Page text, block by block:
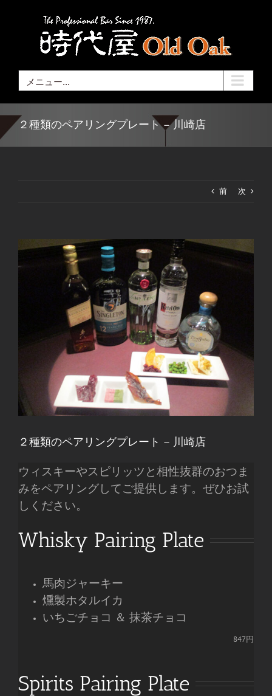
メニュー...
２種類のペアリングプレート – 川崎店
前 次
Image
２種類のペアリングプレート – 川崎店
ウィスキーやスピリッツと相性抜群のおつま
みをペアリングしてご提供します。ぜひお試
しください。
Whisky Pairing Plate
馬肉ジャーキー
燻製ホタルイカ
いちごチョコ ＆ 抹茶チョコ
847円
Spirits Pairing Plate